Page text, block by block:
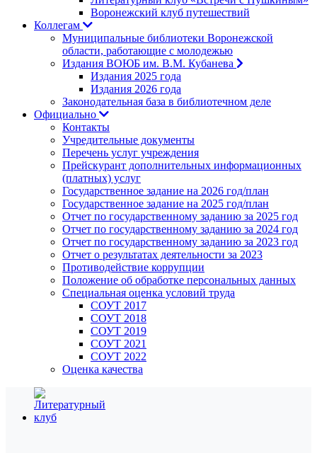
Воронежский клуб путешествий
Коллегам
Муниципальные библиотеки Воронежской
области, работающие с молодежью
Издания ВОЮБ им. В.М. Кубанева
Издания 2025 года
Издания 2026 года
Законодательная база в библиотечном деле
Официально
Контакты
Учредительные документы
Перечень услуг учреждения
Прейскурант дополнительных информационных
(платных) услуг
Государственное задание на 2026 год/план
Государственное задание на 2025 год/план
Отчет по государственному заданию за 2025 год
Отчет по государственному заданию за 2024 год
Отчет по государственному заданию за 2023 год
Отчет о результатах деятельности за 2023
Противодействие коррупции
Положение об обработке персональных данных
Специальная оценка условий труда
СОУТ 2017
СОУТ 2018
СОУТ 2019
СОУТ 2021
СОУТ 2022
Оценка качества